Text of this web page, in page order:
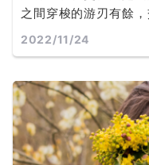
之間穿梭的游刃有餘
知性，讓人感覺氣質很
2022/11/24